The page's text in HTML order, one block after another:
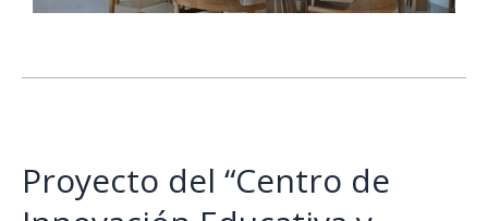
Proyecto del “Centro de